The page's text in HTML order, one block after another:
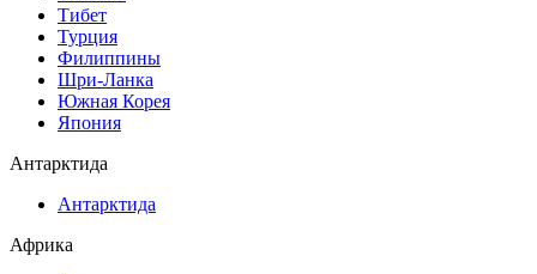
Тибет
Турция
Филиппины
Шри-Ланка
Южная Корея
Япония
Антарктида
Антарктида
Африка